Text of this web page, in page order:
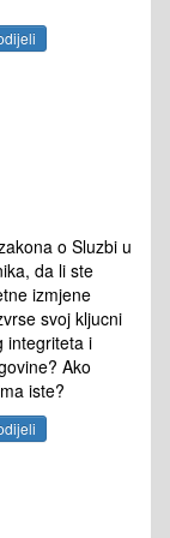
o Sluzbi u
da li ste
izmjene
svoj kljucni
integriteta i
Ako
iste?